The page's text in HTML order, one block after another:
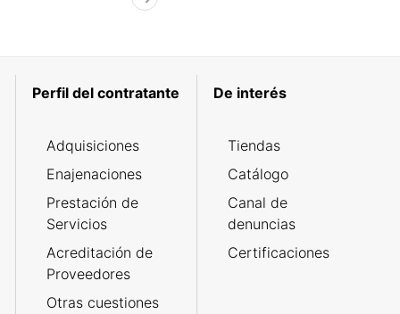
Perfil del contratante
Adquisiciones
Enajenaciones
Prestación de
Servicios
Acreditación de
Proveedores
Otras cuestiones
De interés
Tiendas
Catálogo
Canal de
denuncias
Certificaciones